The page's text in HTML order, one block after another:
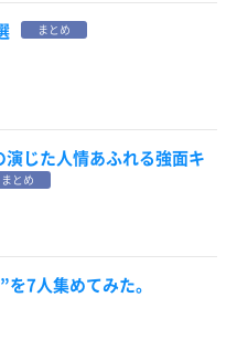
まとめ
演じた人情あふれる強面キ
まとめ
7人集めてみた。